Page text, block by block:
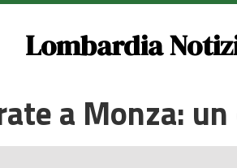
Lombardia
a Monza: